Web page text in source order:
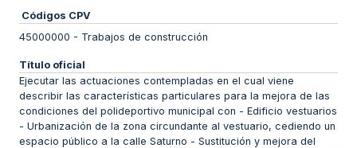
Códigos CPV
45000000 - Trabajos de construcción
Título oficial
Ejecutar las actuaciones contempladas en el cual viene
describir las características particulares para la mejora de las
condiciones del polideportivo municipal con - Edificio vestuarios
- Urbanización de la zona circundante al vestuario, cediendo un
espacio público a la calle Saturno - Sustitución y mejora del